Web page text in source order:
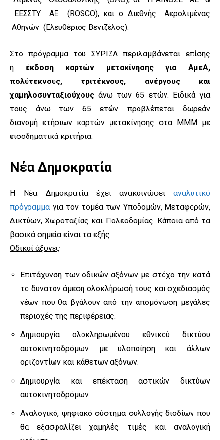
ΕΕΣΣΤΥ ΑΕ (ROSCO), και ο Διεθνής Αερολιμένας
Αθηνών (Ελευθέριος Βενιζέλος).
Στο πρόγραμμα του ΣΥΡΙΖΑ περιλαμβάνεται επίσης
η έκδοση καρτών μετακίνησης για ΑμεΑ,
πολύτεκνους, τριτέκνους, ανέργους και
χαμηλοσυνταξιούχους άνω των 65 ετών. Ειδικά για
τους άνω των 65 ετών προβλέπεται δωρεάν
διανομή ετήσιων καρτών μετακίνησης στα ΜΜΜ με
εισοδηματικά κριτήρια.
Νέα Δημοκρατία
Η Νέα Δημοκρατία έχει ανακοινώσει αναλυτικό
πρόγραμμα για τον τομέα των Υποδομών, Μεταφορών,
Δικτύων, Χωροταξίας και Πολεοδομίας. Κάποια από τα
βασικά σημεία είναι τα εξής:
Οδικοί άξονες
Επιτάχυνση των οδικών αξόνων με στόχο την κατά
το δυνατόν άμεση ολοκλήρωσή τους και σχεδιασμός
νέων που θα βγάλουν από την απομόνωση μεγάλες
περιοχές της περιφέρειας.
Δημιουργία ολοκληρωμένου εθνικού δικτύου
αυτοκινητοδρόμων με υλοποίηση και άλλων
οριζοντίων και κάθετων αξόνων.
Δημιουργία και επέκταση αστικών δικτύων
αυτοκινητοδρόμων
Αναλογικό, ψηφιακό σύστημα συλλογής διοδίων που
θα εξασφαλίζει χαμηλές τιμές και αναλογική